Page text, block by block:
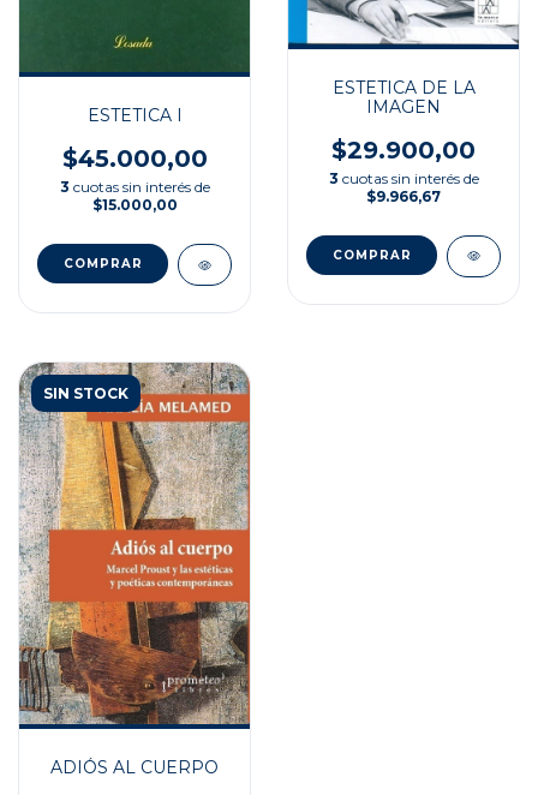
ESTETICA I
$45.000,00
3 cuotas sin interés de
$15.000,00
ESTETICA DE LA
IMAGEN
$29.900,00
3 cuotas sin interés de
$9.966,67
SIN STOCK
ADIÓS AL CUERPO